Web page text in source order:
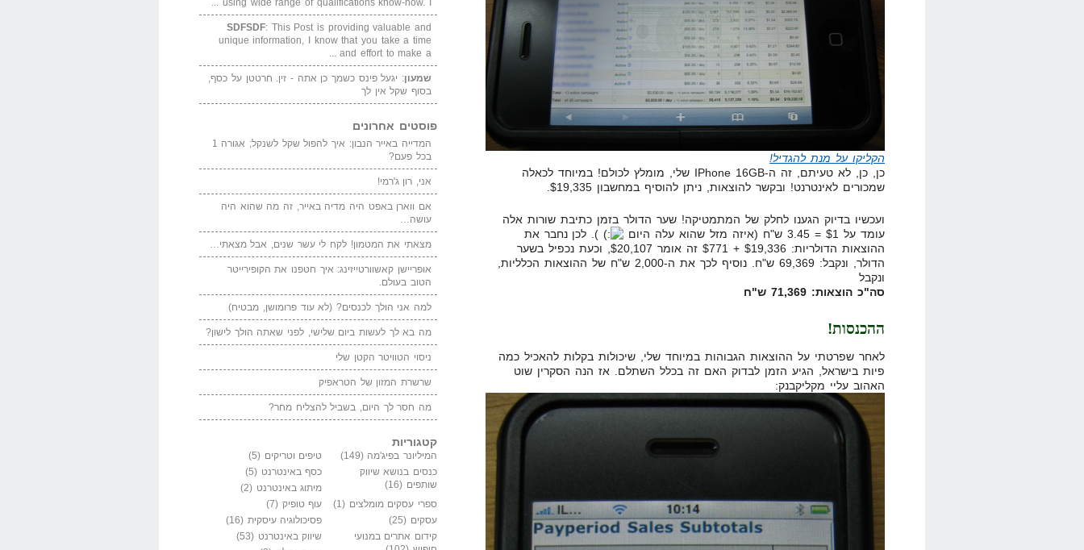
הקליקו על מנת להגדיל!
כן, כן, לא טעיתם, זה ה-IPhone 16GB שלי, מומלץ לכולם! במיוחד לכאלה
שמכורים לאינטרנט! ובקשר להוצאות, ניתן להוסיף במחשבון $19,335.
ועכשיו בדיוק הגענו לחלק של המתמטיקה! שער הדולר בזמן כתיבת שורות אלה
עומד על $1 = 3.45 ש"ח (איזה מזל שהוא עלה היום
). לכן נחבר את
ההוצאות הדולריות: $19,336 + $771 זה אומר $20,107, וכעת נכפיל בשער
הדולר, ונקבל: 69,369 ש"ח. נוסיף לכך את ה-2,000 ש"ח של ההוצאות הכלליות,
ונקבל
סה"כ הוצאות: 71,369 ש"ח
ההכנסות!
לאחר שפרטתי על ההוצאות הגבוהות במיוחד שלי, שיכולות בקלות להאכיל כמה
פיות בישראל, הגיע הזמן לבדוק האם זה בכלל השתלם. אז הנה הסקרין שוט
האהוב עליי מקליקבנק:
using wide range of qualifications know-how. I ...
SDFSDF: This Post is providing valuable and
unique information, I know that you take a time
and effort to make a ...
שמעון: יגעל פינס כשמך כן אתה - זין. חרטטן על כסף,
בסוף שקל אין לך
פוסטים אחרונים
המדייה באייר הנבון: איך להפול שקל לשנקל; אגורה 1
בכל פעם?
אני, רון ג'רמי!
אם ווארן באפט היה מדיה באייר, זה מה שהוא היה
עושה…
מצאתי את המטמון! לקח לי עשר שנים, אבל מצאתי…
אופריישן קאשוורטייזינג: איך חטפנו את הקופירייטר
הטוב בעולם.
למה אני הולך לכנסים? (לא עוד פרומושן, מבטיח)
מה בא לך לעשות ביום שלישי, לפני שאתה הולך לישון?
ניסוי הטוויטר הקטן שלי
שרשרת המזון של הטראפיק
מה חסר לך היום, בשביל להצליח מחר?
קטגוריות
המיליונר בפיג'מה (149) טיפים וטריקים (5)
כנסים בנושא שיווק
שותפים (16)
כסף באינטרנט (5)
מיתוג באינטרנט (2)
ספרי עסקים מומלצים (1) עוף טופיק (7)
עסקים (25) פסיכולוגיה עיסקית (16)
קידום אתרים במנועי
שיווק באינטרנט (53)